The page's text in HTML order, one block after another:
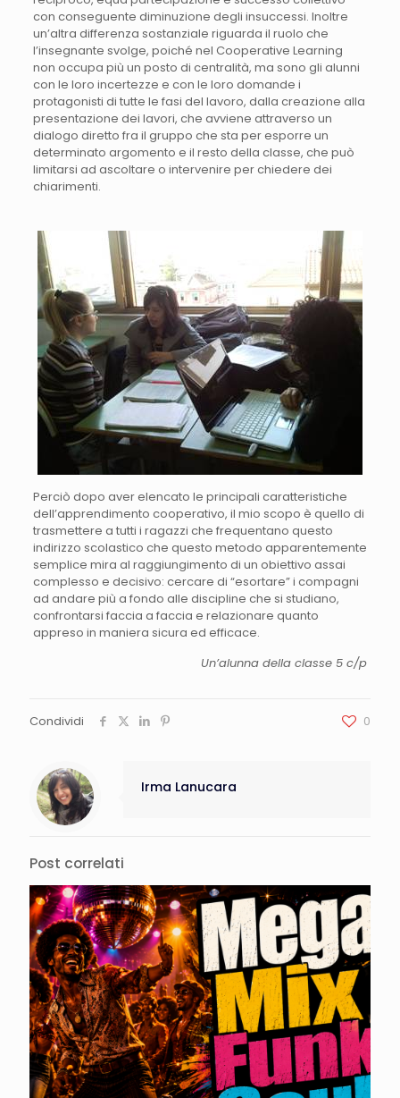
con conseguente diminuzione degli insuccessi. Inoltre
un’altra differenza sostanziale riguarda il ruolo che
l’insegnante svolge, poiché nel Cooperative Learning
non occupa più un posto di centralità, ma sono gli alunni
con le loro incertezze e con le loro domande i
protagonisti di tutte le fasi del lavoro, dalla creazione alla
presentazione dei lavori, che avviene attraverso un
dialogo diretto fra il gruppo che sta per esporre un
determinato argomento e il resto della classe, che può
limitarsi ad ascoltare o intervenire per chiedere dei
chiarimenti.
Perciò dopo aver elencato le principali caratteristiche
dell’apprendimento cooperativo, il mio scopo è quello di
trasmettere a tutti i ragazzi che frequentano questo
indirizzo scolastico che questo metodo apparentemente
semplice mira al raggiungimento di un obiettivo assai
complesso e decisivo: cercare di “esortare” i compagni
ad andare più a fondo alle discipline che si studiano,
confrontarsi faccia a faccia e relazionare quanto
appreso in maniera sicura ed efficace.
Un’alunna della classe 5 c/p
Condividi 0
Irma Lanucara
Post correlati